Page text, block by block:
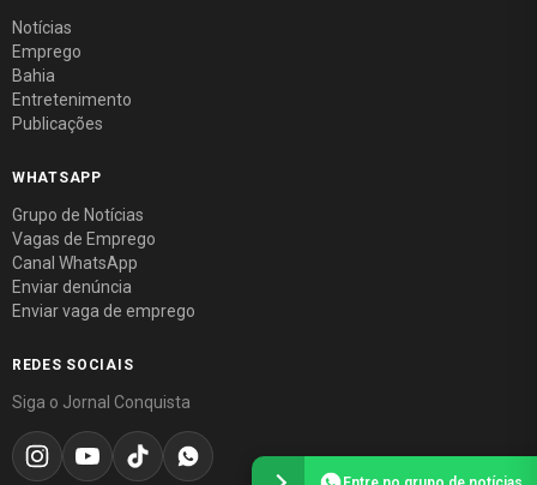
Notícias
Emprego
Bahia
Entretenimento
Publicações
WHATSAPP
Grupo de Notícias
Vagas de Emprego
Canal WhatsApp
Enviar denúncia
Enviar vaga de emprego
REDES SOCIAIS
Siga o Jornal Conquista